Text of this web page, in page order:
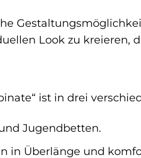
Look zu kreieren,
ist in drei
Jugendbetten.
in Überlänge und